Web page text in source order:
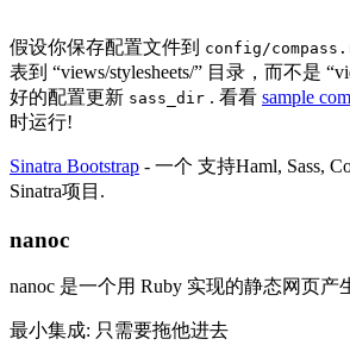
假设你保存配置文件到 config/
表到 “views/stylesheets/” 目录，而不是
好的配置更新 sass_dir . 看看 sample
时运行!
Sinatra Bootstrap - 一个 支持Haml, Sass,
Sinatra项目.
nanoc
nanoc 是一个用 Ruby 实现的静态网页产
最小集成: 只需要拖他进去